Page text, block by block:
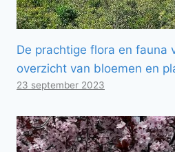
De prachtige flora en fauna
overzicht van bloemen en
23 september 2023